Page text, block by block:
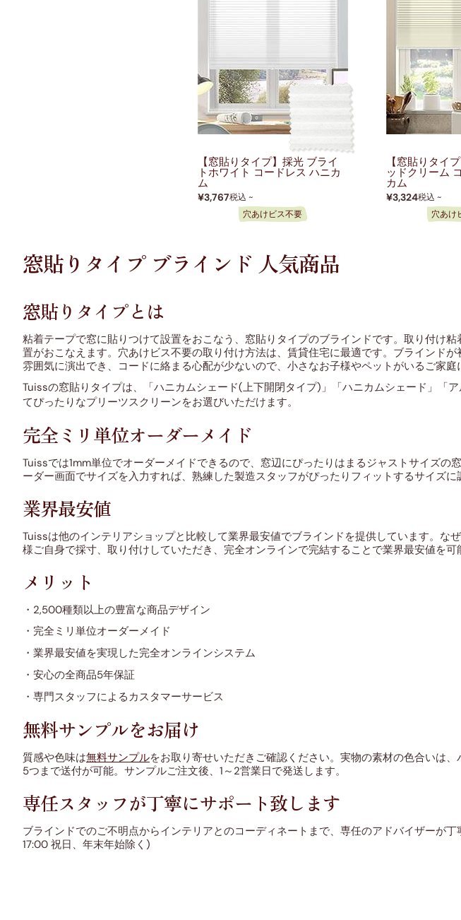
【窓貼りタイプ】採光 ブライ
トホワイト コードレス ハニカ
ム
¥3,767税込 ~
穴あけビス不要
【窓貼りタイ
ッドクリーム
カム
¥3,324税込 ~
穴あけ
窓貼りタイプ ブラインド 人気商品
窓貼りタイプとは
粘着テープで窓に貼りつけて設置をおこなう、窓貼りタイプのブラインドです。取り付け
置がおこなえます。穴あけビス不要の取り付け方法は、賃貸住宅に最適です。ブラインド
雰囲気に演出でき、コードに絡まる心配が少ないので、小さなお子様やペットがいるご家庭
Tuissの窓貼りタイプは、「ハニカムシェード(上下開閉タイプ)」「ハニカムシェード」「
てぴったりなプリーツスクリーンをお選びいただけます。
完全ミリ単位オーダーメイド
Tuissでは1mm単位でオーダーメイドできるので、窓辺にぴったりはまるジャストサイズ
ーダー画面でサイズを入力すれば、熟練した製造スタッフがぴったりフィットするサイズに
業界最安値
Tuissは他のインテリアショップと比較して業界最安値でブラインドを提供しています。
様ご自身で採寸、取り付けしていただき、完全オンラインで完結することで業界最安値を可
メリット
・2,500種類以上の豊富な商品デザイン
・完全ミリ単位オーダーメイド
・業界最安値を実現した完全オンラインシステム
・安心の全商品5年保証
・専門スタッフによるカスタマーサービス
無料サンプルをお届け
質感や色味は無料サンプルをお取り寄せいただきご確認ください。実物の素材の色合いは
5つまで送付が可能。サンプルご注文後、1～2営業日で発送します。
専任スタッフが丁寧にサポート致します
ブラインドでのご不明点からインテリアとのコーディネートまで、専任のアドバイザーが丁
17:00 祝日、年末年始除く)